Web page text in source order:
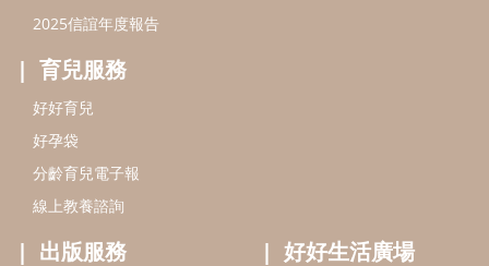
信誼基金出版社
閱讀推廣
Bookstart閱讀起步走
信誼幼兒文學獎
信誼兒童動畫獎
小袋鼠說故事劇團
service@hsin-yi.org.tw